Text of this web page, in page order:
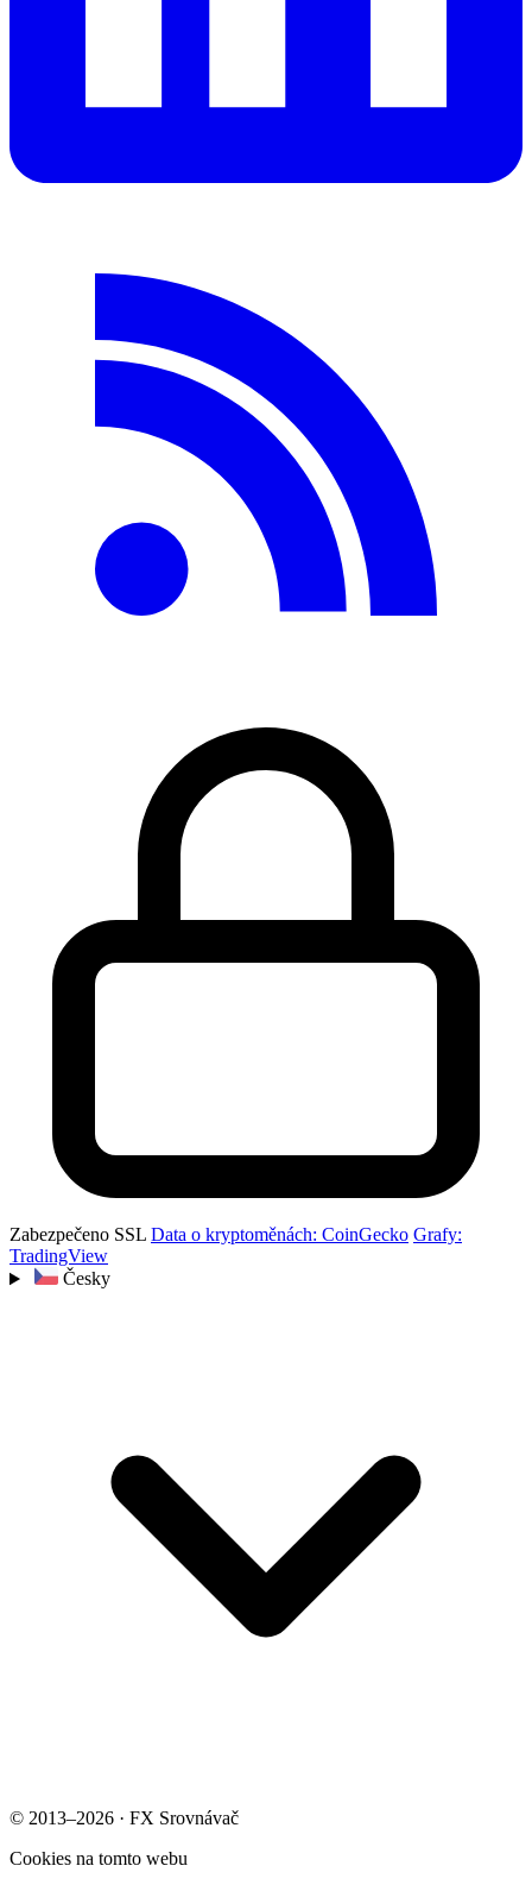
Zabezpečeno SSL Data o kryptoměnách: CoinGecko Grafy:
TradingView
Česky
© 2013–2026 · FX Srovnávač
Cookies na tomto webu